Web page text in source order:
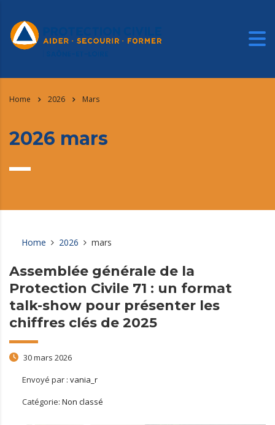
Home 2026 Mars
2026 mars
Home 2026 mars
Assemblée générale de la
Protection Civile 71 : un format
talk-show pour présenter les
chiffres clés de 2025
30 mars 2026
Envoyé par : vania_r
Catégorie: Non classé